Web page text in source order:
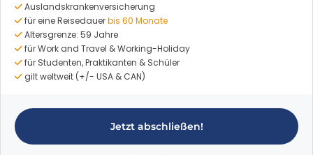
Auslandskrankenversicherung
für eine Reisedauerbis 60 Monate
Altersgrenze: 59 Jahre
für Work and Travel & Working-Holiday
für Studenten, Praktikanten & Schüler
gilt weltweit (+/- USA & CAN)
Jetzt abschließen!